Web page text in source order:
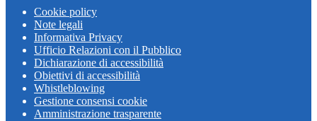
Cookie policy
Note legali
Informativa Privacy
Ufficio Relazioni con il Pubblico
Dichiarazione di accessibilità
Obiettivi di accessibilità
Whistleblowing
Gestione consensi cookie
Amministrazione trasparente